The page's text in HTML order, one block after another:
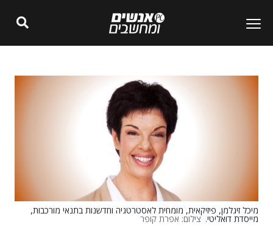
מיכל זיגלמן, פיזיקאית, מומחית לאסטרטגיה וחדשנות בתנאי מורכבות,
מייסדת דואליטי. צילום: אפרת קופר